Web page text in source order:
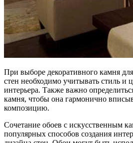
При выборе декоративного камня
стен необходимо учитывать стиль и
интерьера. Также важно
камня, чтобы она гармонично
композицию.
Сочетание обоев с искусственным
популярных способов создания